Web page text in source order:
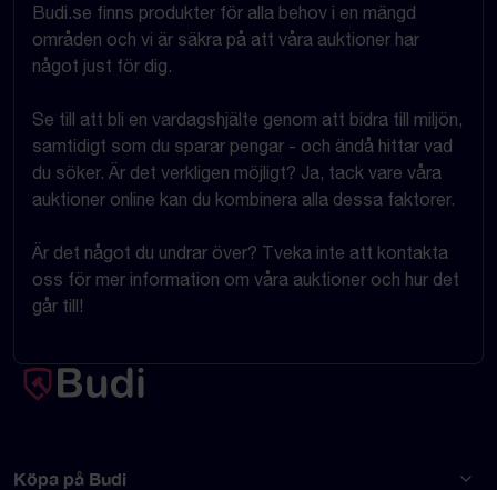
Budi.se finns produkter för alla behov i en mängd
områden och vi är säkra på att våra auktioner har
något just för dig.
Se till att bli en vardagshjälte genom att bidra till miljön,
samtidigt som du sparar pengar - och ändå hittar vad
du söker. Är det verkligen möjligt? Ja, tack vare våra
auktioner online kan du kombinera alla dessa faktorer.
Är det något du undrar över? Tveka inte att kontakta
oss för mer information om våra auktioner och hur det
går till!
Köpa på Budi